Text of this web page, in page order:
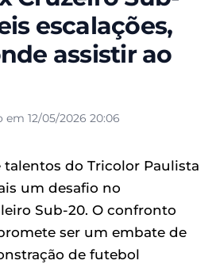
escalações,
assistir ao
em 12/05/2026 20:06
talentos do Tricolor Paulista
um desafio no
Sub-20. O confronto
ser um embate de
de futebol